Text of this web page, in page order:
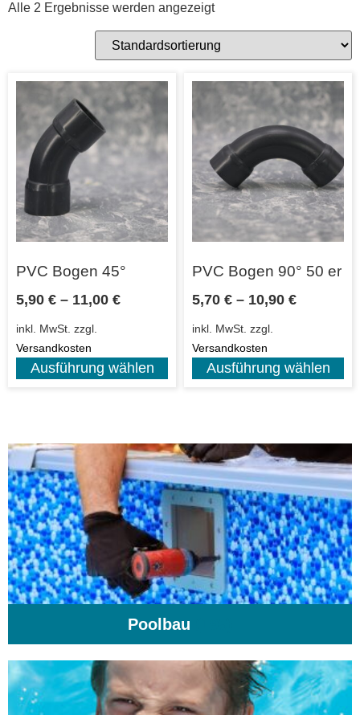
Alle 2 Ergebnisse werden angezeigt
PVC Bogen 45°
5,90 € – 11,00 €
inkl. MwSt. zzgl.
Versandkosten
Ausführung wählen
PVC Bogen 90° 50 er
5,70 € – 10,90 €
inkl. MwSt. zzgl.
Versandkosten
Ausführung wählen
Poolbau